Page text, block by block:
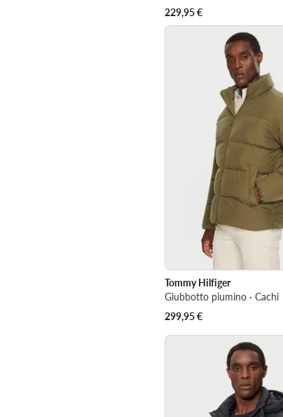
229,95€
Tommy Hilfiger
Giubbotto piumino · Cachi
299,95€